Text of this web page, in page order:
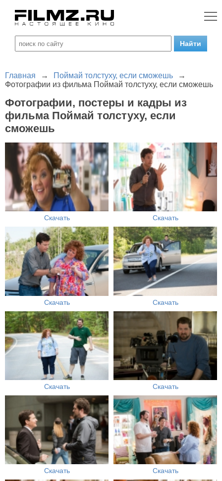
Главная → Поймай толстуху, если сможешь
→
Фотографии из фильма Поймай толстуху, если сможешь
Фотографии, постеры и кадры из
фильма Поймай толстуху, если
сможешь
Скачать Скачать
Скачать Скачать
Скачать Скачать
Скачать Скачать